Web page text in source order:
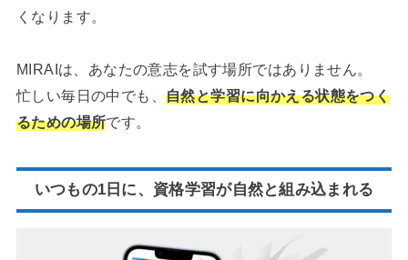
くなります。
MIRAIは、あなたの意志を試す場所ではありません。
忙しい毎日の中でも、自然と学習に向かえる状態をつく
るための場所です。
いつもの1日に、資格学習が自然と組み込まれる